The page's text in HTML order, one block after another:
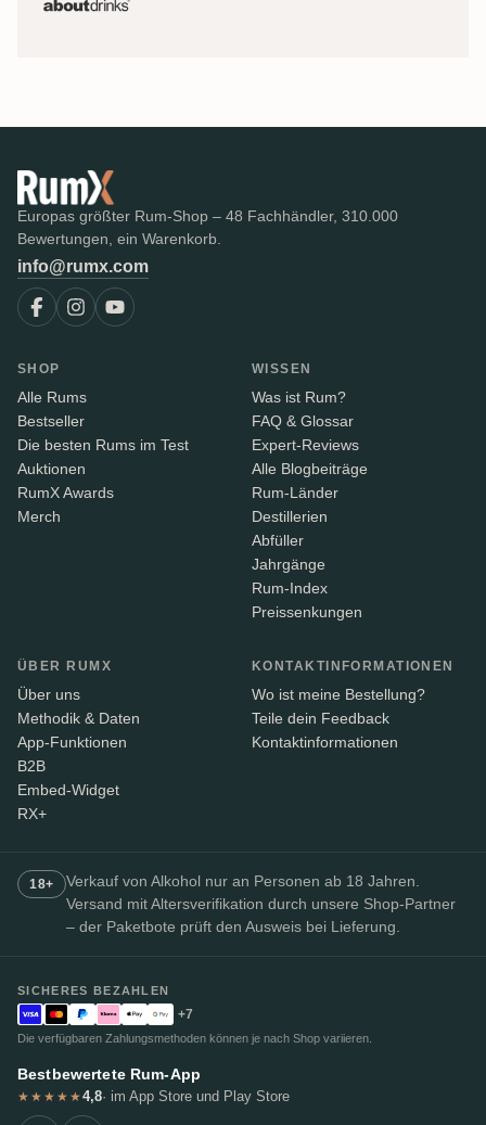
Europas größter Rum-Shop – 48 Fachhändler, 310.000
Bewertungen, ein Warenkorb.
info@rumx.com
SHOP
Alle Rums
Bestseller
Die besten Rums im Test
Auktionen
RumX Awards
Merch
WISSEN
Was ist Rum?
FAQ & Glossar
Expert-Reviews
Alle Blogbeiträge
Rum-Länder
Destillerien
Abfüller
Jahrgänge
Rum-Index
Preissenkungen
ÜBER RUMX
Über uns
Methodik & Daten
App-Funktionen
B2B
Embed-Widget
RX+
KONTAKTINFORMATIONEN
Wo ist meine Bestellung?
Teile dein Feedback
Kontaktinformationen
18+
Verkauf von Alkohol nur an Personen ab 18 Jahren.
Versand mit Altersverifikation durch unsere Shop-Partner
– der Paketbote prüft den Ausweis bei Lieferung.
SICHERES BEZAHLEN
+7
Die verfügbaren Zahlungsmethoden können je nach Shop variieren.
Bestbewertete Rum-App
★★★★★4,8· im App Store und Play Store